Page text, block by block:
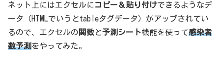
ネット上にはエクセルに コピー＆貼り付けできるようなデ
ータ（HTMLでいうとtableタグデータ）がアップされてい
るので、エクセルの関数と予測シート機能を使って感染者
数予測をやってみた。